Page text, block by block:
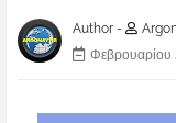
Author -
Φεβρουαρίου